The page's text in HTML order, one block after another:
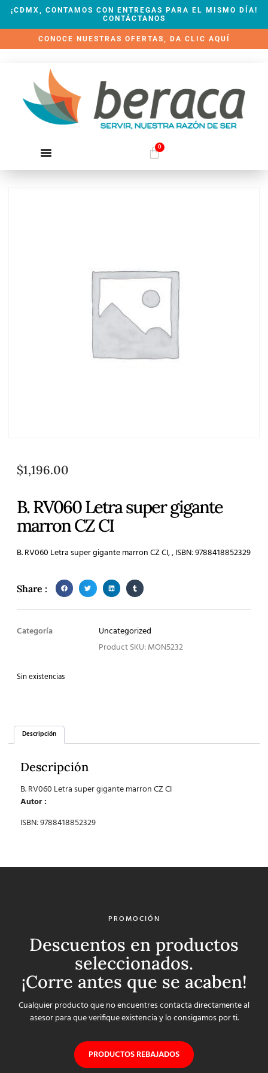
¡CDMX, CONTAMOS CON ENTREGAS PARA EL MISMO DÍA!
CONTÁCTANOS
CONOCE NUESTRAS OFERTAS, DA CLIC AQUÍ
0
$1,196.00
B. RV060 Letra super gigante
marron CZ CI
B. RV060 Letra super gigante marron CZ CI, , ISBN: 9788418852329
Share :
Categoría
Uncategorized
Product SKU: MON5232
Sin existencias
Descripción
Descripción
B. RV060 Letra super gigante marron CZ CI
Autor :
ISBN: 9788418852329
PROMOCIÓN
Descuentos en productos
seleccionados.
¡Corre antes que se acaben!
Cualquier producto que no encuentres contacta directamente al
asesor para que verifique existencia y lo consigamos por ti.
PRODUCTOS REBAJADOS